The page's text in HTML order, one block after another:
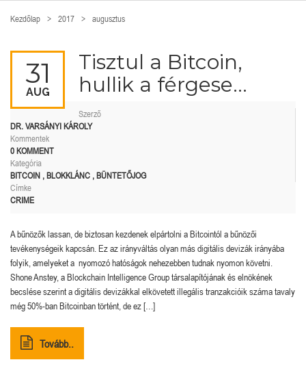
Kezdőlap 2017 augusztus
31
AUG
Tisztul a Bitcoin,
hullik a férgese…
Szerző
DR. VARSÁNYI KÁROLY
Kommentek
0 KOMMENT
Kategória
BITCOIN , BLOKKLÁNC , BÜNTETŐJOG
Címke
CRIME
A bűnözők lassan, de biztosan kezdenek elpártolni a Bitcointól a bűnözői
tevékenységeik kapcsán. Ez az irányváltás olyan más digitális devizák irányába
folyik, amelyeket a nyomozó hatóságok nehezebben tudnak nyomon követni.
Shone Anstey, a Blockchain Intelligence Group társalapítójának és elnökének
becslése szerint a digitális devizákkal elkövetett illegális tranzakcióik száma tavaly
még 50%-ban Bitcoinban történt, de ez […]
Tovább..